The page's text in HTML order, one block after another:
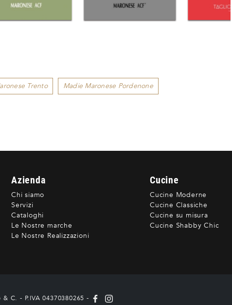
Trento Madie Maronese Pordenone
Azienda
Chi siamo
Servizi
Cataloghi
Le Nostre marche
Le Nostre Realizzazioni
Cucine
Cucine Moderne
Cucine Classiche
Cucine su misura
Cucine Shabby Chic
C. - P.IVA 04370380265 -